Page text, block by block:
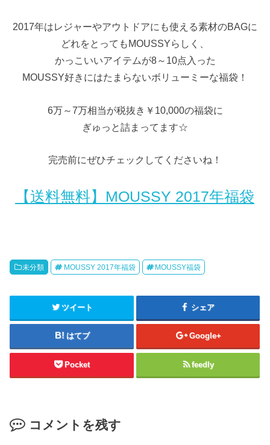
2017年はレジャーやアウトドアにも使える素材のBAGに
どれをとってもMOUSSYらしく、
かっこいいアイテムが8～10点入った
MOUSSY好きにはたまらないボリューミーな福袋！
6万～7万相当が税抜き￥10,000の福袋に
ぎゅっと詰まってます☆
完売前にぜひチェックしてくださいね！
【送料無料】MOUSSY 2017年福袋
未分類 MOUSSY 2017年福袋 MOUSSY福袋
ツイート シェア
はてブ Google+
Pocket feedly
コメントを残す